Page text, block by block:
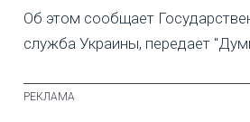
Об этом сообщает
служба Украины, передает